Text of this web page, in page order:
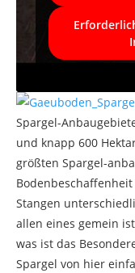
Spargel-
und knapp 600
größten Spargel-
Stangen
allen eines gemein
was ist das
Spargel von hier